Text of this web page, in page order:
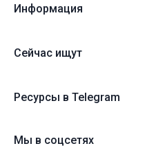
Информация
Сейчас ищут
Ресурсы в Telegram
Мы в соцсетях